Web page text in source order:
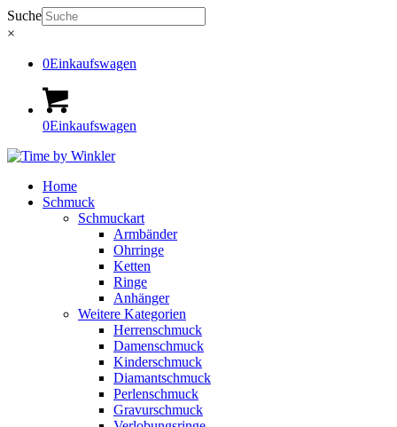
Suche
×
0Einkaufswagen
0Einkaufswagen
Home
Schmuck
Schmuckart
Armbänder
Ohrringe
Ketten
Ringe
Anhänger
Weitere Kategorien
Herrenschmuck
Damenschmuck
Kinderschmuck
Diamantschmuck
Perlenschmuck
Gravurschmuck